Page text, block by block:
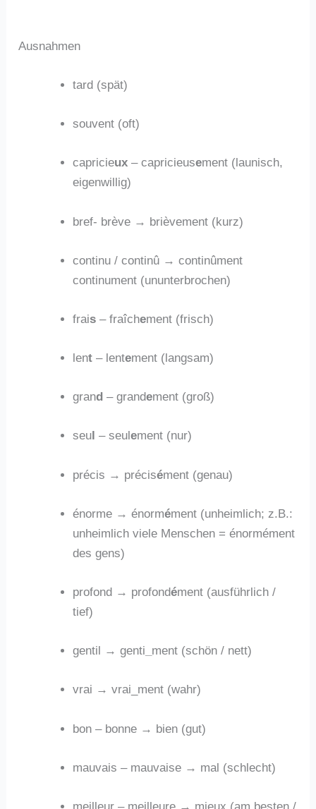
Ausnahmen
tard (spät)
souvent (oft)
capricieux– capricieusement (launisch,
eigenwillig)
bref- brève → brièvement (kurz)
continu / continû → continûment
continument (ununterbrochen)
frais– fraîchement (frisch)
lent– lentement (langsam)
grand – grandement (groß)
seul – seul ement (nur)
précis → précisément (genau)
énorme → énormément (unheimlich; z.B.:
unheimlich viele Menschen = énormément
des gens)
profond → profondément (ausführlich /
tief)
gentil → genti ment (schön / nett)
vrai → vrai_ment (wahr)
bon – bonne → bien (gut)
mauvais – mauvaise → mal (schlecht)